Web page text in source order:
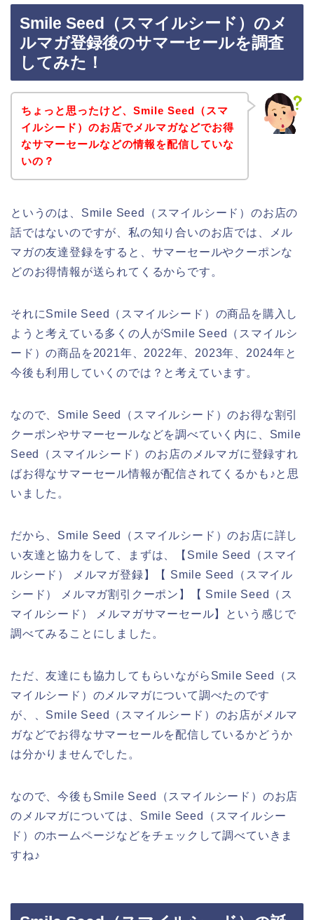
Smile Seed（スマイルシード）のメ
ルマガ登録後のサマーセールを調査
してみた！
ちょっと思ったけど、Smile Seed（スマ
イルシード）のお店でメルマガなどでお得
なサマーセールなどの情報を配信していな
いの？
というのは、Smile Seed（スマイルシード）のお店の
話ではないのですが、私の知り合いのお店では、メル
マガの友達登録をすると、サマーセールやクーポンな
どのお得情報が送られてくるからです。
それにSmile Seed（スマイルシード）の商品を購入し
ようと考えている多くの人がSmile Seed（スマイルシ
ード）の商品を2021年、2022年、2023年、2024年と
今後も利用していくのでは？と考えています。
なので、Smile Seed（スマイルシード）のお得な割引
クーポンやサマーセールなどを調べていく内に、Smile
Seed（スマイルシード）のお店のメルマガに登録すれ
ばお得なサマーセール情報が配信されてくるかも♪と思
いました。
だから、Smile Seed（スマイルシード）のお店に詳し
い友達と協力をして、まずは、【Smile Seed（スマイ
ルシード） メルマガ登録】【 Smile Seed（スマイル
シード） メルマガ割引クーポン】【 Smile Seed（ス
マイルシード） メルマガサマーセール】という感じで
調べてみることにしました。
ただ、友達にも協力してもらいながらSmile Seed（ス
マイルシード）のメルマガについて調べたのです
が、、Smile Seed（スマイルシード）のお店がメルマ
ガなどでお得なサマーセールを配信しているかどうか
は分かりませんでした。
なので、今後もSmile Seed（スマイルシード）のお店
のメルマガについては、Smile Seed（スマイルシー
ド）のホームページなどをチェックして調べていきま
すね♪